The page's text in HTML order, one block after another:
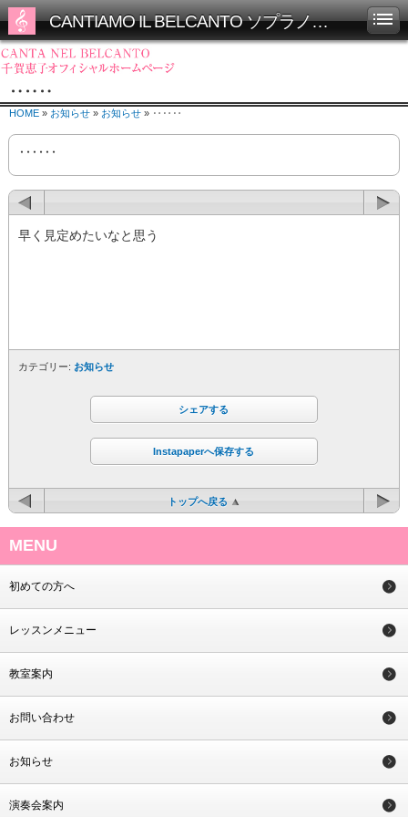
CANTIAMO IL BELCANTO ソプラノ千賀恵子オフィシャルホームページ
‥‥‥
HOME » お知らせ » お知らせ » ‥‥‥
‥‥‥
早く見定めたいなと思う
カテゴリー: お知らせ
シェアする
Instapaperへ保存する
トップへ戻る
MENU
初めての方へ
レッスンメニュー
教室案内
お問い合わせ
お知らせ
演奏会案内